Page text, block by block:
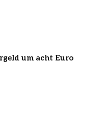
um acht Euro